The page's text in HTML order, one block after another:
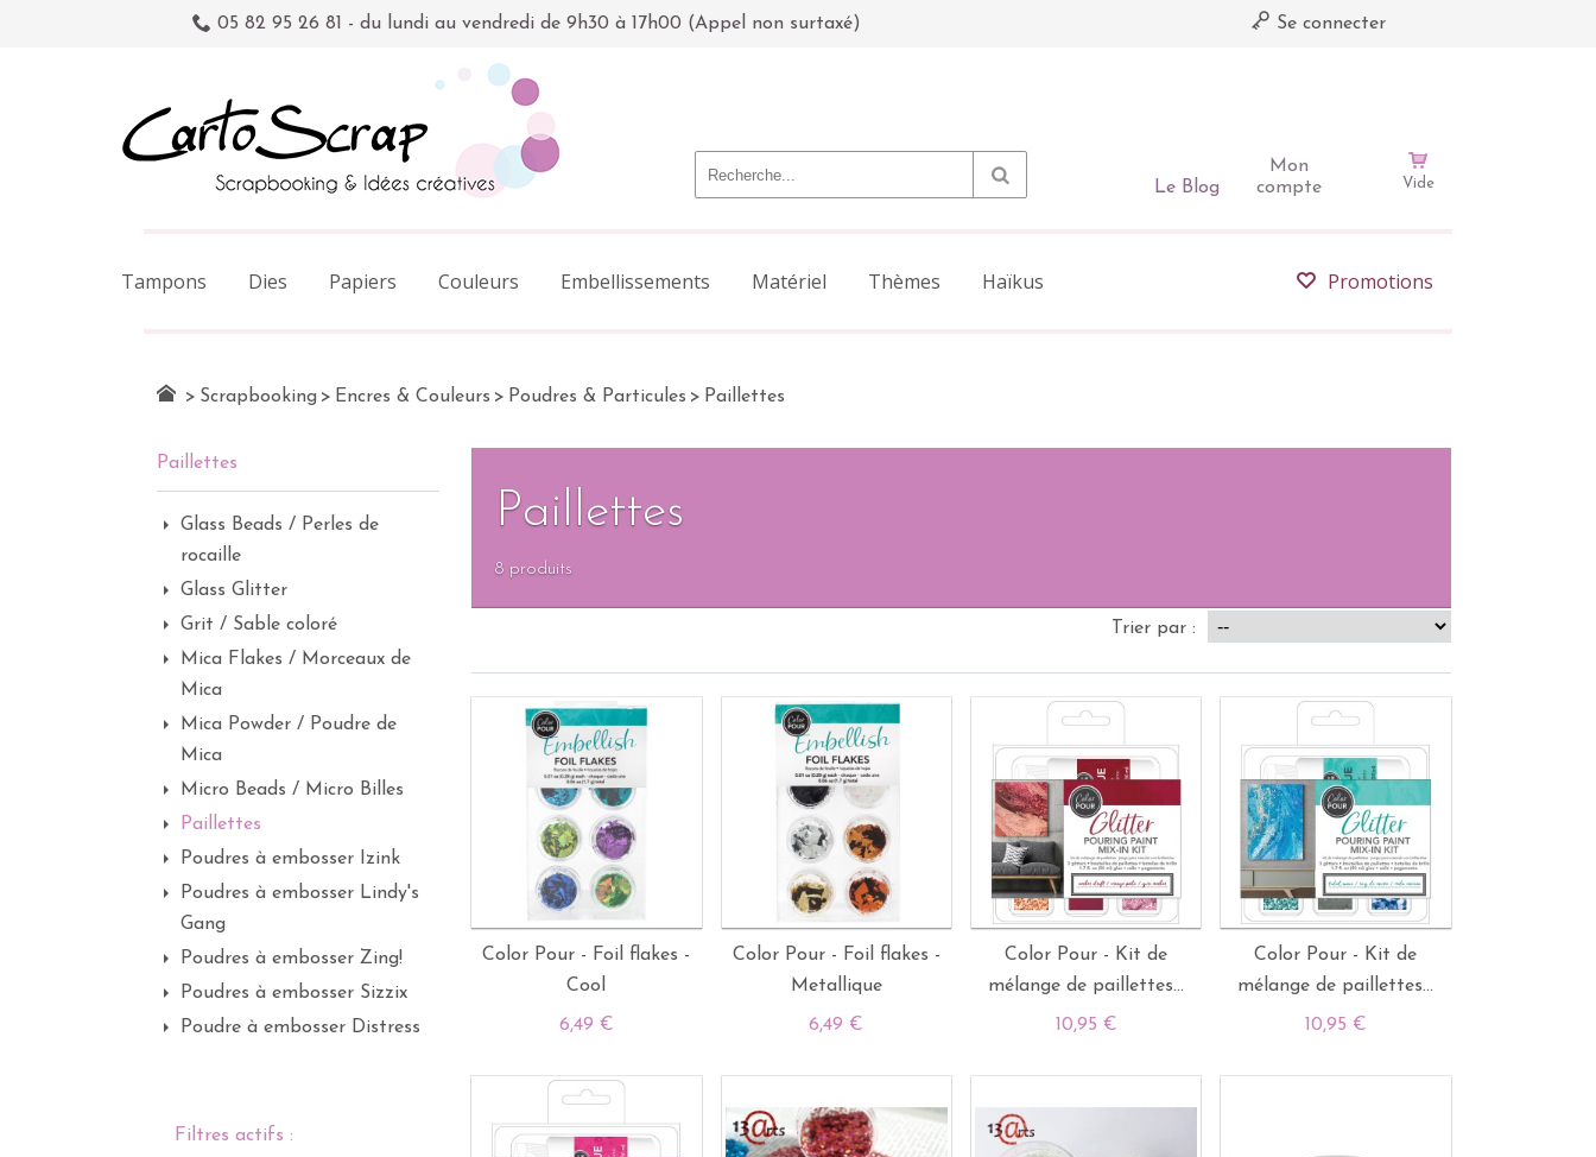
05 82 95 26 81 - du lundi au vendredi de 9h30 à 17h00 (Appel non surtaxé) Se connecter
Mon
compte
Le Blog Vide
Tampons Dies Papiers Couleurs Embellissements Matériel Thèmes Promotions
Haïkus
> Scrapbooking > Encres & Couleurs > Poudres & Particules > Paillettes
Paillettes
8 produits
Trier par :
Color Pour - Foil flakes -
Cool
6,49 €
Color Pour - Foil flakes -
Metallique
6,49 €
Color Pour - Kit de
mélange de paillettes...
10,95 €
Color Pour - Kit de
mélange de paillettes...
10,95 €
Paillettes
Glass Beads / Perles de
rocaille
Glass Glitter
Grit / Sable coloré
Mica Flakes / Morceaux de
Mica
Mica Powder / Poudre de
Mica
Micro Beads / Micro Billes
Paillettes
Poudres à embosser Izink
Poudres à embosser Lindy's
Gang
Poudres à embosser Zing!
Poudres à embosser Sizzix
Poudre à embosser Distress
Filtres actifs :